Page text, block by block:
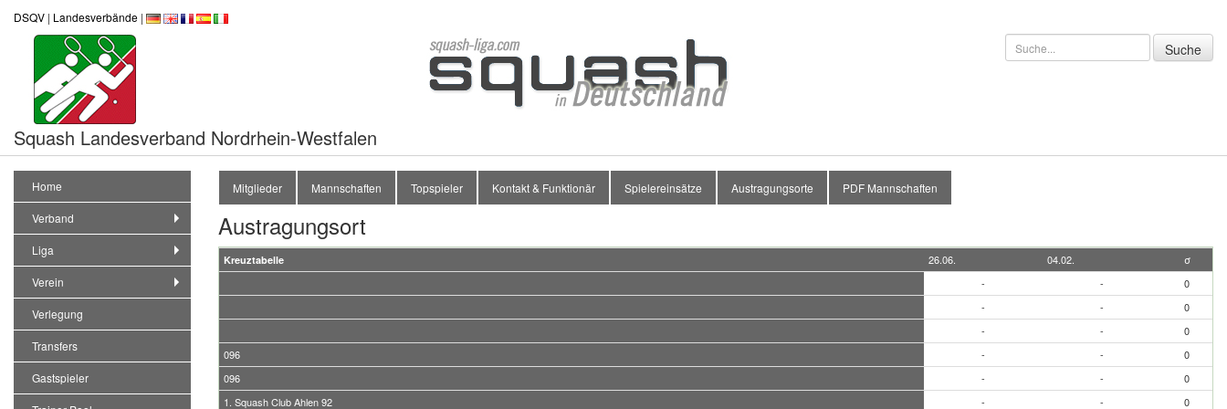
DSQV | Landesverbände |
Squash Landesverband Nordrhein-Westfalen
Home
Verband
Liga
Verein
Verlegung
Transfers
Gastspieler
Mitglieder Mannschaften Topspieler Kontakt & Funktionär Spielereinsätze Austragungsorte PDF Mannschaften
Austragungsort
Kreuztabelle 26.06. 04.02.
σ
-
-
0
-
-
0
-
-
0
096
- -
0
096
- -
0
1. Squash Club Ahlen 92
- -
0